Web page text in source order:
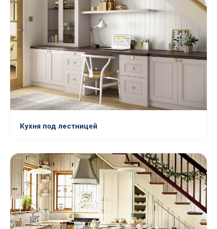
Кухня под лестницей